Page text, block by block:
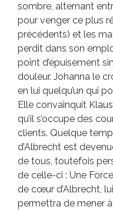
sombre, alternant
pour venger ce plus
précédents) et les
perdit dans son
point d’épuisement
douleur. Johanna le
en lui quelqu’un qui
Elle convainquit
qu’il s’occupe des
clients. Quelque
d’Albrecht est
de tous, toutefois
de celle-ci : Une
de cœur d’Albrecht,
permettra de mener